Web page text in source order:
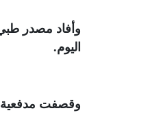
اليوم.
وقصفت مدفعية